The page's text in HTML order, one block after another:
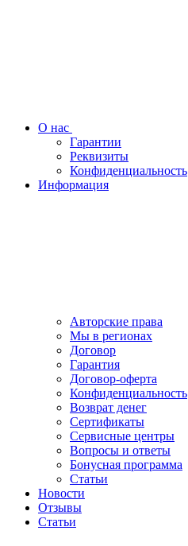
О нас
Гарантии
Реквизиты
Конфиденциальность
Информация
Авторские права
Мы в регионах
Договор
Гарантия
Договор-оферта
Конфиденциальность
Возврат денег
Сертификаты
Сервисные центры
Вопросы и ответы
Бонусная программа
Статьи
Новости
Отзывы
Статьи